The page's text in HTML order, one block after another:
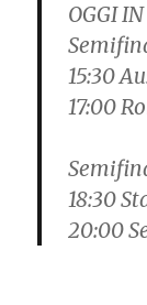
OGGI
15:30
17:00
18:30
20:00